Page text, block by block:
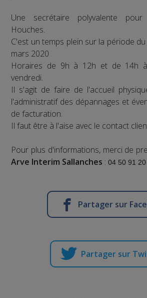
Une secrétaire polyvalente
Houches.
C'est un temps plein sur la période
mars 2020
Horaires de 9h à 12h et de 14h
vendredi.
Il s'agit de faire de l'accueil
l'administratif des dépannages et
de facturation.
Il faut être à l'aise avec le contact
Pour plus d'informations, merci de
Arve Interim Sallanches :04 50 91
Partager sur
Partager sur